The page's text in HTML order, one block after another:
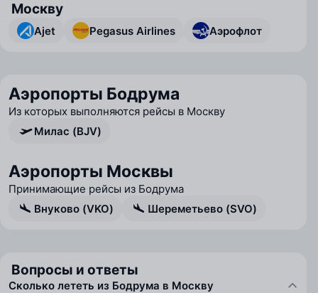
Москву
Ajet Pegasus Airlines Аэрофлот
Аэропорты Бодрума
Из которых выполняются рейсы в Москву
Милас (BJV)
Аэропорты Москвы
Принимающие рейсы из Бодрума
Внуково (VKO)
Шереметьево (SVO)
Вопросы и ответы
Сколько лететь из Бодрума в Москву